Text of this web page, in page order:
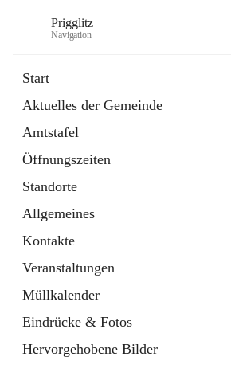
Prigglitz
Navigation
Start
Aktuelles der Gemeinde
Amtstafel
Öffnungszeiten
Standorte
Allgemeines
Kontakte
Veranstaltungen
Müllkalender
Eindrücke & Fotos
Hervorgehobene Bilder
Externe Webseite
in
Tab
Gemeindezeitung
Ordner
öffnet
in
neuem
Tab
Hauptadresse